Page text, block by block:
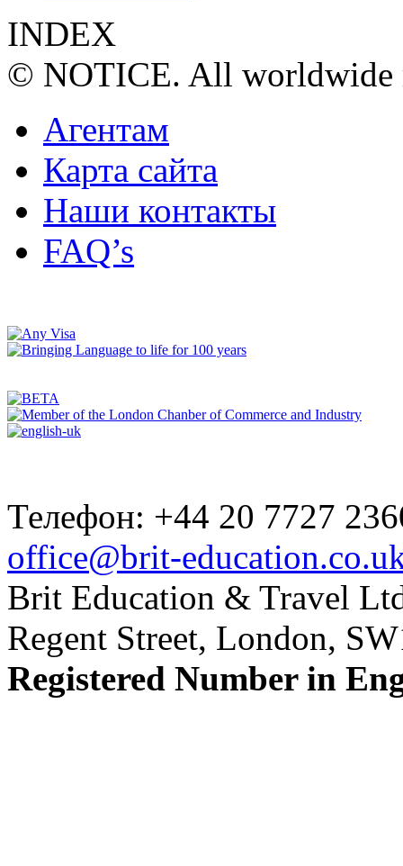
INDEX
© NOTICE. All worldwide
Агентам
Карта сайта
Наши контакты
FAQ’s
Телефон: +44 20 7727
office@brit-
Brit Education & Travel
Regent Street, London,
Registered Number in